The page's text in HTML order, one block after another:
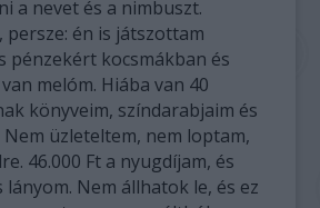
a nevet és a nimbuszt.
én is játszottam
pénzekért kocsmákban és
melóm. Hiába van 40
könyveim, színdarabjaim és
üzleteltem, nem loptam,
46.000 Ft a nyugdíjam, és
Nem állhatok le, és ez